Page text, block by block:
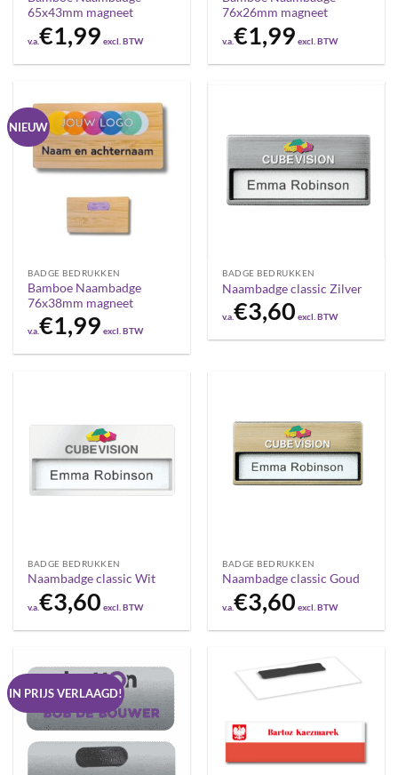
65x43mm magneet
v.a.€1,99 excl. BTW
76x26mm magneet
v.a.€1,99 excl. BTW
NIEUW
BADGE BEDRUKKEN
Bamboe Naambadge
76x38mm magneet
v.a.€1,99 excl. BTW
BADGE BEDRUKKEN
Naambadge classic Zilver
v.a.€3,60 excl. BTW
BADGE BEDRUKKEN
Naambadge classic Wit
v.a.€3,60 excl. BTW
BADGE BEDRUKKEN
Naambadge classic Goud
v.a.€3,60 excl. BTW
IN PRIJS VERLAAGD!